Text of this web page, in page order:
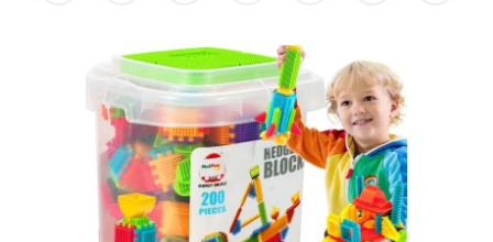
Samochód Ciężarówka Laweta z 4
autami 1:16
Kupiło:151 osób
Cena:39,80 zł